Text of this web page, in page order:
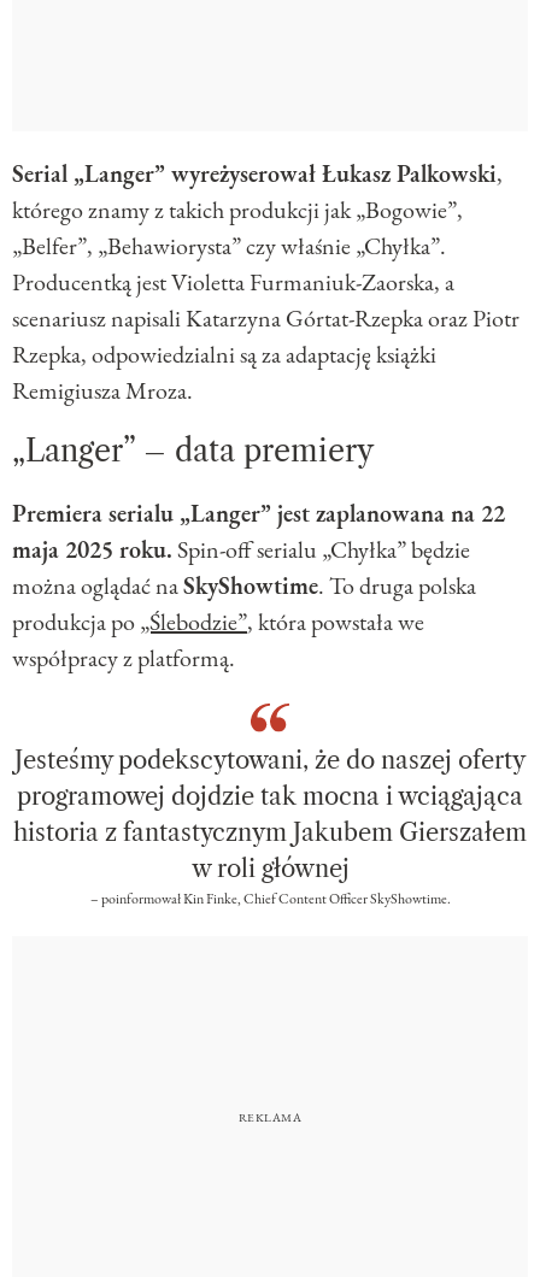
Serial „Langer” wyreżyserował Łukasz Palkowski,
którego znamy z takich produkcji jak „Bogowie”,
„Belfer”, „Behawiorysta” czy właśnie „Chyłka”.
Producentką jest Violetta Furmaniuk-Zaorska, a
scenariusz napisali Katarzyna Górtat-Rzepka oraz Piotr
Rzepka, odpowiedzialni są za adaptację książki
Remigiusza Mroza.
„Langer” – data premiery
Premiera serialu „Langer” jest zaplanowana na 22
maja 2025 roku.Spin-off serialu „Chyłka” będzie
można oglądać naSkyShowtime. To druga polska
produkcja po„Ślebodzie”, która powstała we
współpracy z platformą.
Jesteśmy podekscytowani, że do naszej oferty
programowej dojdzie tak mocna i wciągająca
historia z fantastycznym Jakubem Gierszałem
w roli głównej
– poinformował Kin Finke, Chief Content Officer SkyShowtime.